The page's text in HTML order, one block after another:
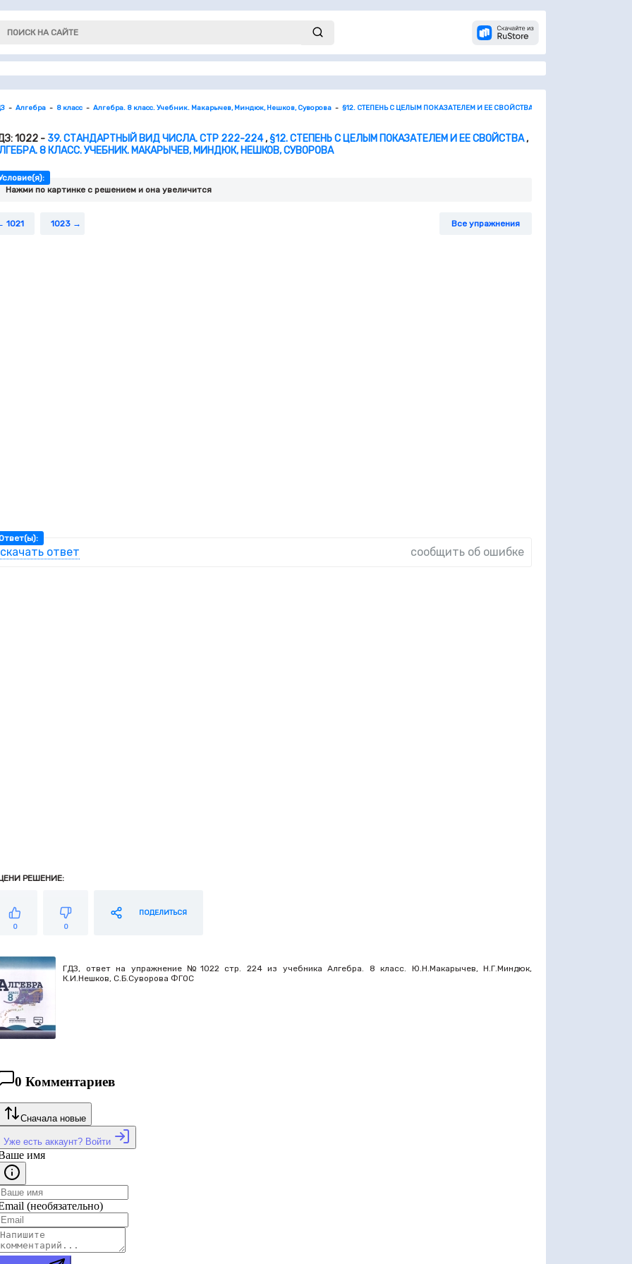
Алгебра 8 класс Алгебра. 8 класс. Учебник. Макарычев, Миндюк, Нешков, Суворова §12. СТЕПЕНЬ С ЦЕЛЫМ ПОКАЗАТЕЛЕМ И ЕЕ СВОЙСТВА
1022 - 39. СТАНДАРТНЫЙ ВИД ЧИСЛА. СТР 222-224,§12. СТЕПЕНЬ С ЦЕЛЫМ ПОКАЗАТЕЛЕМ И ЕЕ СВОЙСТВА,
8 КЛАСС. УЧЕБНИК. МАКАРЫЧЕВ, МИНДЮК, НЕШКОВ, СУВОРОВА
Нажми по картинке c решением и она увеличится
1021 1023 Все упражнения
скачать ответ сообщить об ошибке
РЕШЕНИЕ:
0 0
ПОДЕЛИТЬСЯ
ГДЗ, ответ на упражнение №1022 стр. 224 из учебника Алгебра. 8 класс. Ю.Н.Макарычев, Н.Г.Миндюк,
К.И.Нешков, С.Б.Суворова ФГОС